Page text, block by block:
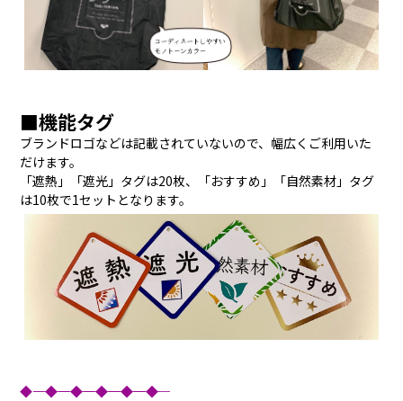
■機能タグ
ブランドロゴなどは記載されていないので、幅広くご利用いた
だけます。
「遮熱」「遮光」タグは20枚、「おすすめ」「自然素材」タグ
は10枚で1セットとなります。
◆―――――――◆―――――――◆―――――――◆―――――――◆―――――――◆